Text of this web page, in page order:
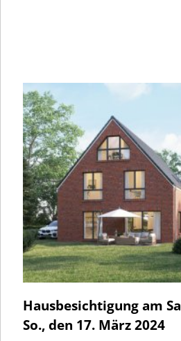
Hausbesichtigung am
So., den 17. März 2024